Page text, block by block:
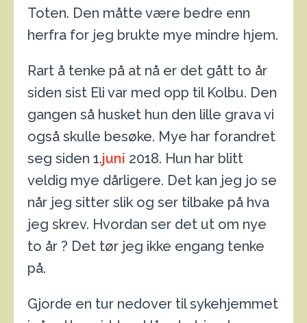
Toten. Den måtte være bedre enn
herfra for jeg brukte mye mindre hjem.
Rart å tenke på at nå er det gått to år
siden sist Eli var med opp til Kolbu. Den
gangen så husket hun den lille grava vi
også skulle besøke. Mye har forandret
seg siden 1.juni 2018. Hun har blitt
veldig mye dårligere. Det kan jeg jo se
når jeg sitter slik og ser tilbake på hva
jeg skrev. Hvordan ser det ut om nye
to år ? Det tør jeg ikke engang tenke
på.
Gjorde en tur nedover til sykehjemmet